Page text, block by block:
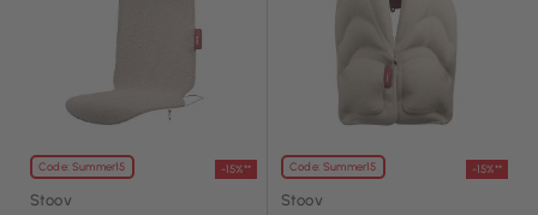
Code: Summer15 -15%**
Stoov
Code: Summer15 -15%**
Stoov